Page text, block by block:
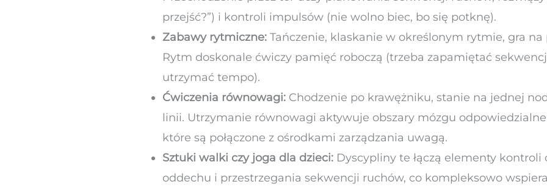
przejść?”) i kontroli impulsów (nie wolno biec, bo się potknę).
Zabawy rytmiczne: Tańczenie, klaskanie w określonym rytmie, gra
Rytm doskonale ćwiczy pamięć roboczą (trzeba zapamiętać
utrzymać tempo).
Ćwiczenia równowagi: Chodzenie po krawężniku, stanie na jednej
linii. Utrzymanie równowagi aktywuje obszary mózgu
które są połączone z ośrodkami zarządzania uwagą.
Sztuki walki czy joga dla dzieci: Dyscypliny te łączą elementy kontroli
oddechu i przestrzegania sekwencji ruchów, co kompleksowo